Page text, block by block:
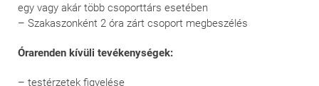
egy vagy akár több csoporttárs esetében
– Szakaszonként 2 óra zárt csoport megbeszélés
Órarenden kívüli tevékenységek:
– testérzetek figyelése